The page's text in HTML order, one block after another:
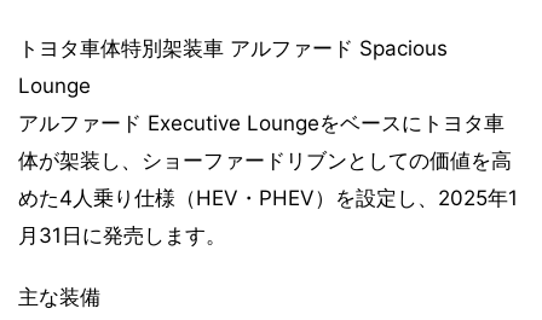
トヨタ車体特別架装車 アルファード Spacious
Lounge
アルファード Executive Loungeをベースにトヨタ車
体が架装し、ショーファードリブンとしての価値を高
めた4人乗り仕様（HEV・PHEV）を設定し、2025年1
月31日に発売します。
主な装備